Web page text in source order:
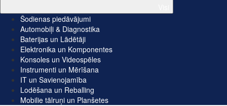
Šodienas piedāvājumi
Automobiļi & Diagnostika
Baterijas un Lādētāji
Elektronika un Komponentes
Konsoles un Videospēles
Instrumenti un Mērīšana
IT un Savienojamība
Lodēšana un Reballing
Mobilie tālruņi un Planšetes